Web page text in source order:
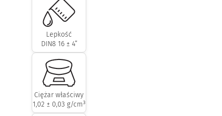
Lepkość
DIN8 16 ± 4”
Ciężar właściwy
1,02 ± 0,03 g/cm³